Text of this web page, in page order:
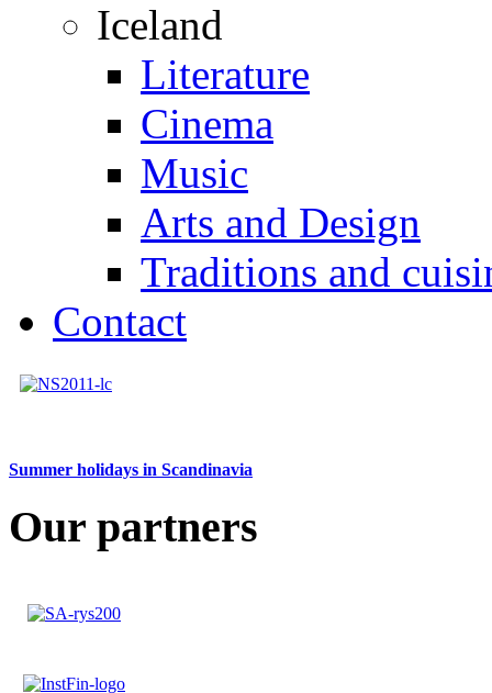
Iceland
Literature
Cinema
Music
Arts and Design
Traditions and
Contact
Summer holidays in Scandinavia
Our partners